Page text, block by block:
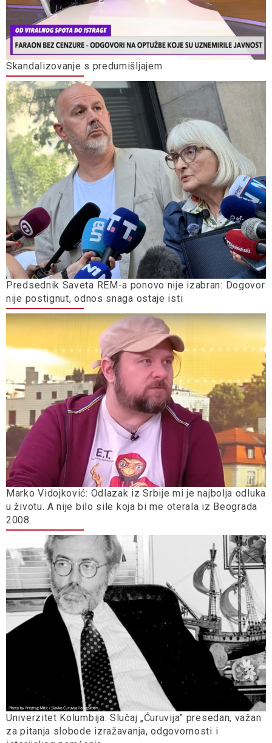
Skandalizovanje s predumišljajem
Predsednik Saveta REM-a ponovo nije izabran: Dogovor
nije postignut, odnos snaga ostaje isti
Marko Vidojković: Odlazak iz Srbije mi je najbolja odluka
u životu. A nije bilo sile koja bi me oterala iz Beograda
2008.
Univerzitet Kolumbija: Slučaj „Ćuruvija” presedan, važan
za pitanja slobode izražavanja, odgovornosti i